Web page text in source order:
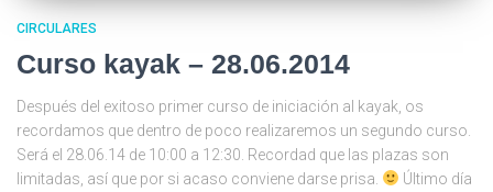
CIRCULARES
Curso kayak – 28.06.2014
Después del exitoso primer curso de iniciación al kayak, os
recordamos que dentro de poco realizaremos un segundo curso.
Será el 28.06.14 de 10:00 a 12:30. Recordad que las plazas son
limitadas, así que por si acaso conviene darse prisa.
Último día